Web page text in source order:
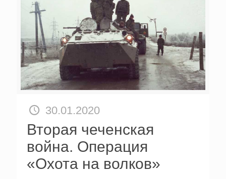
30.01.2020
Вторая чеченская
война. Операция
«Охота на волков»